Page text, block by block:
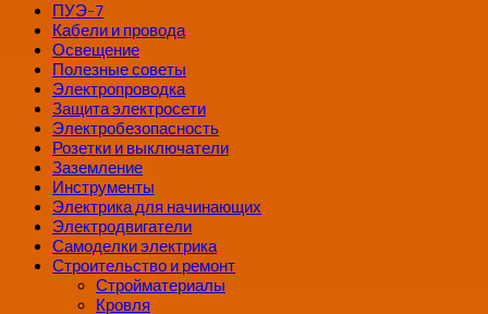
ПУЭ-7
Кабели и провода
Освещение
Полезные советы
Электропроводка
Защита электросети
Электробезопасность
Розетки и выключатели
Заземление
Инструменты
Электрика для начинающих
Электродвигатели
Самоделки электрика
Строительство и ремонт
Стройматериалы
Кровля